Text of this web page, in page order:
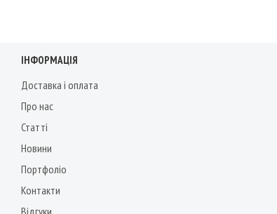
ІНФОРМАЦІЯ
Доставка і оплата
Про нас
Статті
Новини
Портфоліо
Контакти
Відгуки